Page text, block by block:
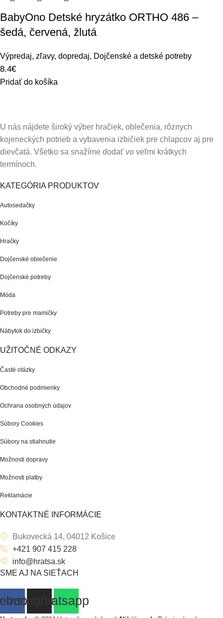
BabyOno Detské hryzátko ORTHO 486 –
šedá, červená, žlutá
Výpredaj, zľavy, dopredaj, Dojčenské a detské potreby
8.4€
Pridať do košíka
U nás nájdete široký výber hračiek, oblečenia, rôznych
kojeneckých potrieb a vybavenia izbičiek pre chlapcov aj pre
dievčatá. Všetko sa snažíme dodať vo veľmi krátkych
termínoch.
KATEGÓRIA PRODUKTOV
Autosedačky
Kočíky
Hračky
Dojčenské oblečenie
Dojčenské potreby
Móda
Potreby pre mamičky
Nábytok do izbičky
UŽITOČNÉ ODKAZY
Časté otázky
Obchodné podmienky
Ochrana osobných údajov
Súbory Cookies
Súbory na stiahnutie
Možnosti dopravy
Možnosti platby
Reklamácie
KONTAKTNÉ INFORMÁCIE
Bukovecká 14, 04012 Košice
+421 907 415 228
info@hratsa.sk
SME AJ NA SIEŤACH
InstagramWhatsapp